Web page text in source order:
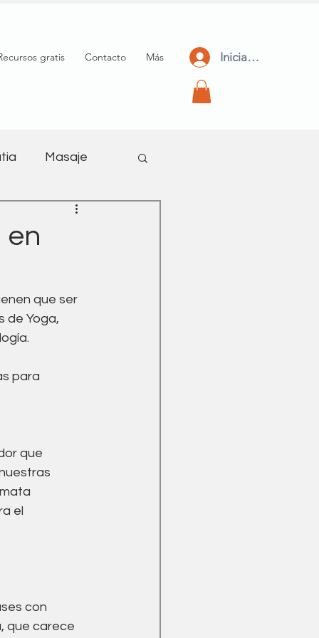
gratis Contacto Más Iniciar Sesión
Masaje
Menopausia
en
que ser
de Yoga,
para
que
el
con
que carece